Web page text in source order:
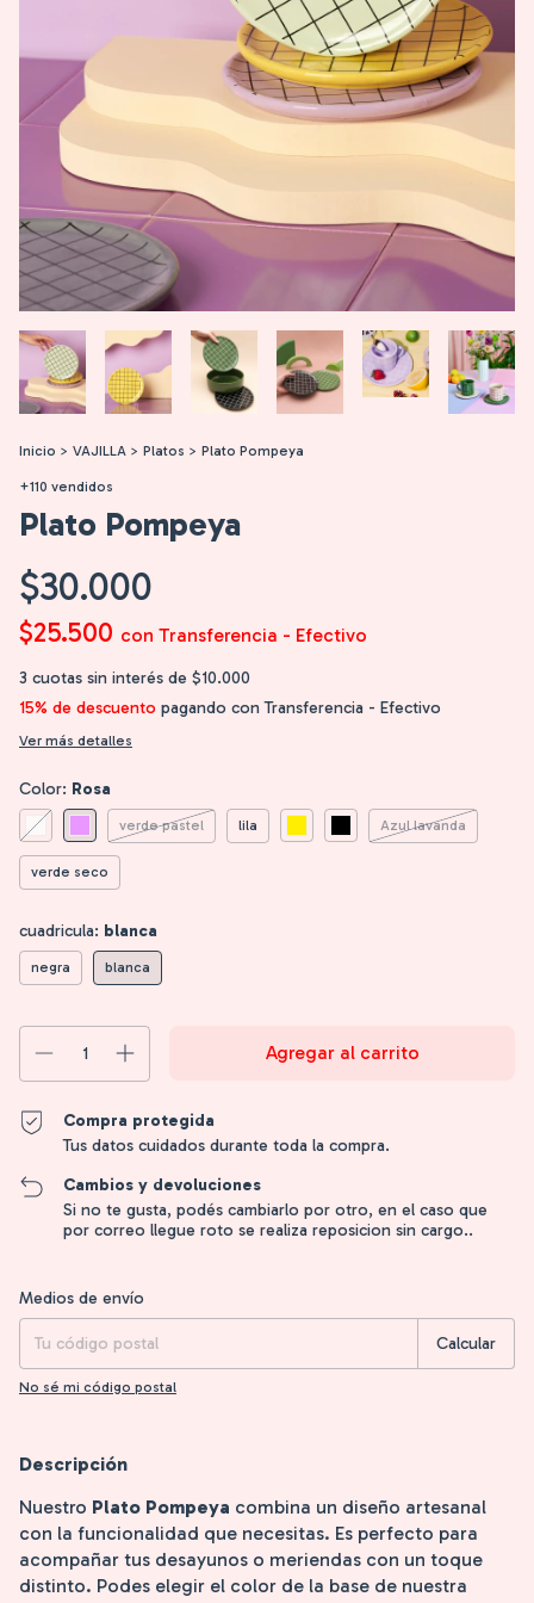
Inicio > VAJILLA > Platos > Plato Pompeya
+110 vendidos
Plato Pompeya
$30.000
$25.500 con Transferencia - Efectivo
3 cuotas sin interés de $10.000
15% de descuento pagando con Transferencia - Efectivo
Ver más detalles
Color: Rosa
verde pastel lila Azul lavanda
verde seco
cuadricula: blanca
negra blanca
Compra protegida
Tus datos cuidados durante toda la compra.
Cambios y devoluciones
Si no te gusta, podés cambiarlo por otro, en el caso que
por correo llegue roto se realiza reposicion sin cargo..
Entregas para el CP:
Medios de envío
Calcular
No sé mi código postal
Descripción
Nuestro Plato Pompeya combina un diseño artesanal
con la funcionalidad que necesitas. Es perfecto para
acompañar tus desayunos o meriendas con un toque
distinto. Podes elegir el color de la base de nuestra